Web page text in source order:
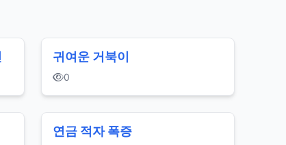
귀여운 거북이
0
연금 적자 폭증